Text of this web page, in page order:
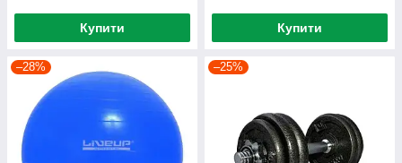
Купити Купити
–28% –25%